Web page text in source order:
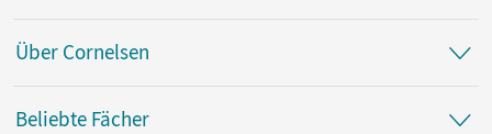
Über Cornelsen
Beliebte Fächer